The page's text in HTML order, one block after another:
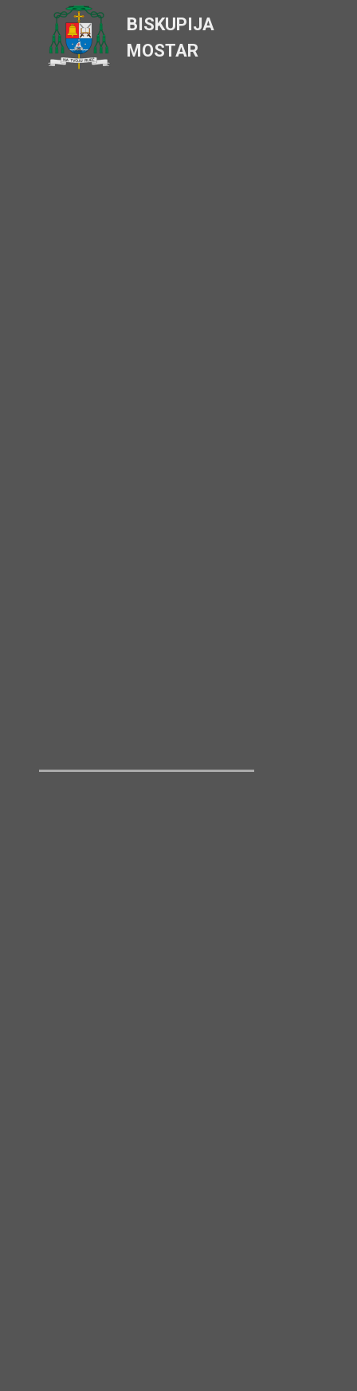
BISKUPIJA
MOSTAR